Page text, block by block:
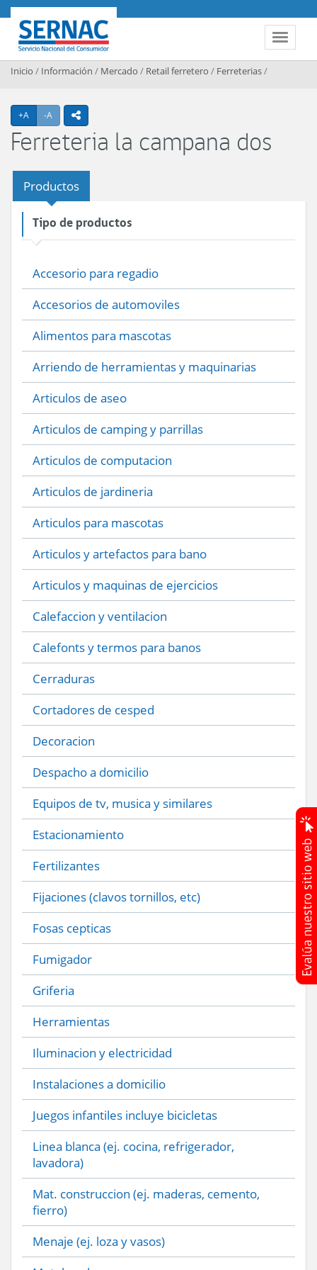
Contenido principal
Toggle
SERNAC
Inicio / Información / Mercado / Retail ferretero / Ferreterias/
+A Agrandar texto
-A Achicar textoicono compartir
Ferreteria la campana dos
Productos
Tipo de productos
Accesorio para regadio
Accesorios de automoviles
Alimentos para mascotas
Arriendo de herramientas y maquinarias
Articulos de aseo
Articulos de camping y parrillas
Articulos de computacion
Articulos de jardineria
Articulos para mascotas
Articulos y artefactos para bano
Articulos y maquinas de ejercicios
Calefaccion y ventilacion
Calefonts y termos para banos
Cerraduras
Cortadores de cesped
Decoracion
Despacho a domicilio
Equipos de tv, musica y similares
Estacionamiento
Fertilizantes
Fijaciones (clavos tornillos, etc)
Fosas cepticas
Fumigador
Griferia
Herramientas
Iluminacion y electricidad
Instalaciones a domicilio
Juegos infantiles incluye bicicletas
Linea blanca (ej. cocina, refrigerador,
lavadora)
Mat. construccion (ej. maderas, cemento,
fierro)
Menaje (ej. loza y vasos)